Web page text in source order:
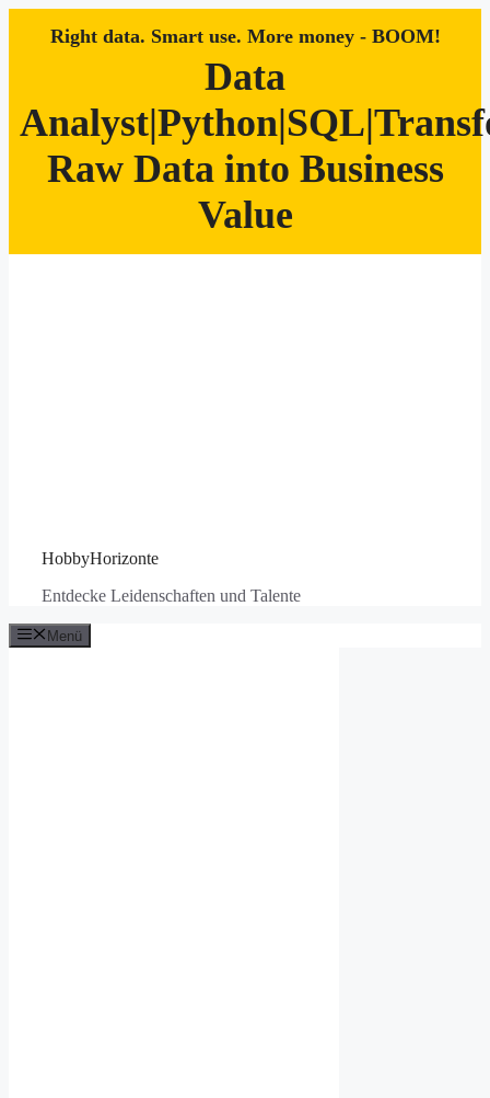
Right data. Smart use. More money - BOOM!
Data
Raw Data into Business
Value
HobbyHorizonte
Entdecke Leidenschaften und Talente
Menü